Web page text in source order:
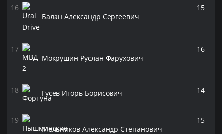
Балан Александр Сергеевич
15
Мокрушин Руслан Фарухович
16
Гусев Игорь Борисович 14
Мельников Александр Степанович
15